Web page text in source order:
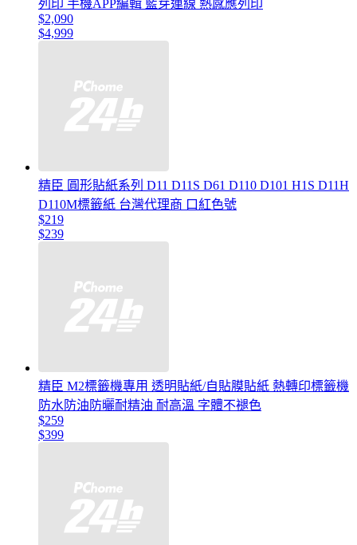
列印 手機APP編輯 藍芽連線 熱感應列印
$2,090
$4,999
精臣 圓形貼紙系列 D11 D11S D61 D110 D101 H1S D11H
D110M標籤紙 台灣代理商 口紅色號
$219
$239
精臣 M2標籤機專用 透明貼紙/自貼膜貼紙 熱轉印標籤機
防水防油防曬耐精油 耐高溫 字體不褪色
$259
$399